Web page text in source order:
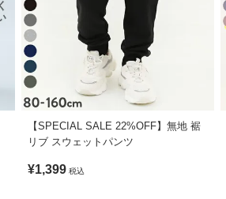
【SPECIAL SALE 22%OFF】無地 裾
リブ スウェットパンツ
¥1,399 税込